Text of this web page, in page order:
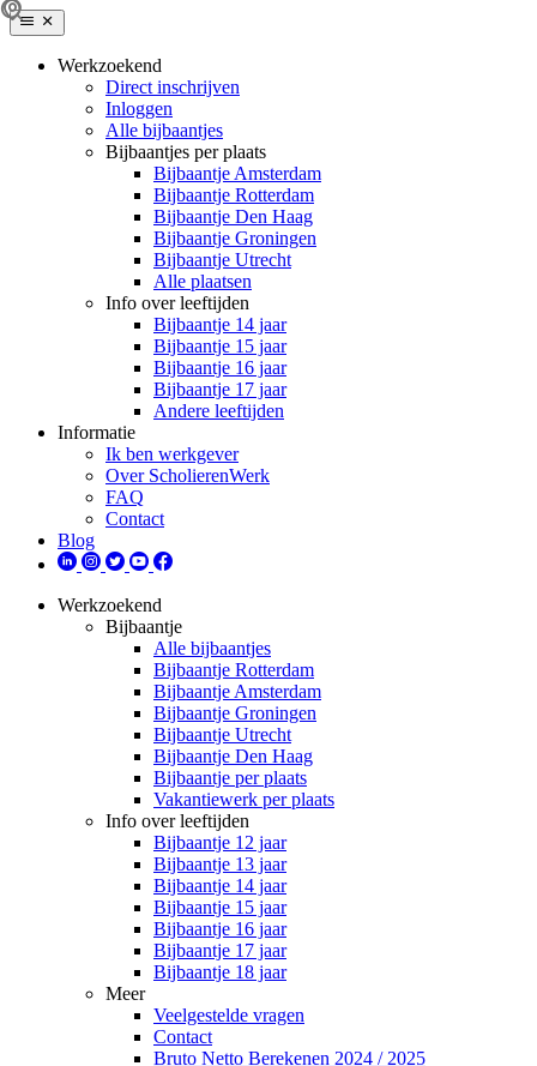
Werkzoekend
Direct inschrijven
Inloggen
Alle bijbaantjes
Bijbaantjes per plaats
Bijbaantje Amsterdam
Bijbaantje Rotterdam
Bijbaantje Den Haag
Bijbaantje Groningen
Bijbaantje Utrecht
Alle plaatsen
Info over leeftijden
Bijbaantje 14 jaar
Bijbaantje 15 jaar
Bijbaantje 16 jaar
Bijbaantje 17 jaar
Andere leeftijden
Informatie
Ik ben werkgever
Over ScholierenWerk
FAQ
Contact
Blog
Werkzoekend
Bijbaantje
Alle bijbaantjes
Bijbaantje Rotterdam
Bijbaantje Amsterdam
Bijbaantje Groningen
Bijbaantje Utrecht
Bijbaantje Den Haag
Bijbaantje per plaats
Vakantiewerk per plaats
Info over leeftijden
Bijbaantje 12 jaar
Bijbaantje 13 jaar
Bijbaantje 14 jaar
Bijbaantje 15 jaar
Bijbaantje 16 jaar
Bijbaantje 17 jaar
Bijbaantje 18 jaar
Meer
Veelgestelde vragen
Contact
Bruto Netto Berekenen 2024 / 2025